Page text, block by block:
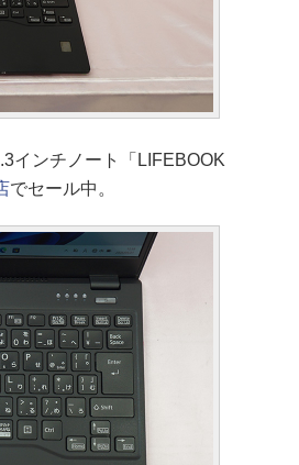
インチノート「LIFEBOOK
でセール中。